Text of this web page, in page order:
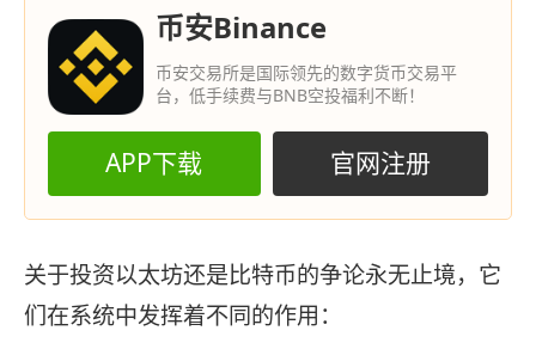
币安Binance
币安交易所是国际领先的数字货币交易平
台，低手续费与BNB空投福利不断！
APP下载 官网注册
关于投资以太坊还是比特币的争论永无止境，它
们在系统中发挥着不同的作用：